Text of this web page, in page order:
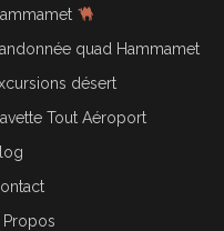
quad Hammamet
désert
Tout Aéroport
Propos